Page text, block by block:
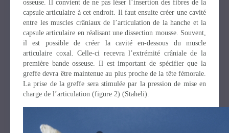
osseuse. Il convient de ne pas léser l’insertion des fibres de la
capsule articulaire à cet endroit. Il faut ensuite créer une cavité
entre les muscles crâniaux de l’articulation de la hanche et la
capsule articulaire en réalisant une dissection mousse. Souvent,
il est possible de créer la cavité en-dessous du muscle
articulaire coxal. Celle-ci recevra l’extrémité crâniale de la
première bande osseuse. Il est important de spécifier que la
greffe devra être maintenue au plus proche de la tête fémorale.
La prise de la greffe sera stimulée par la pression de mise en
charge de l’articulation (figure 2) (Staheli).